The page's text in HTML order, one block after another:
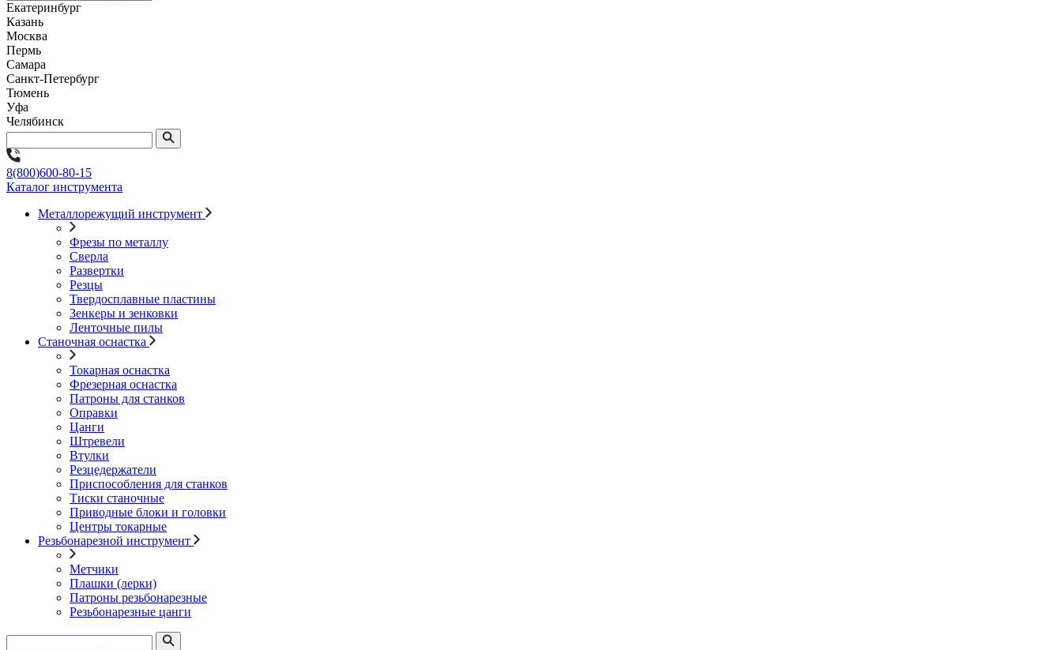
Екатеринбург
Казань
Москва
Пермь
Самара
Санкт-Петербург
Тюмень
Уфа
Челябинск
8(800)600-80-15
Каталог инструмента
Металлорежущий инструмент
Фрезы по металлу
Сверла
Развертки
Резцы
Твердосплавные пластины
Зенкеры и зенковки
Ленточные пилы
Станочная оснастка
Токарная оснастка
Фрезерная оснастка
Патроны для станков
Оправки
Цанги
Штревели
Втулки
Резцедержатели
Приспособления для станков
Тиски станочные
Приводные блоки и головки
Центры токарные
Резьбонарезной инструмент
Метчики
Плашки (лерки)
Патроны резьбонарезные
Резьбонарезные цанги